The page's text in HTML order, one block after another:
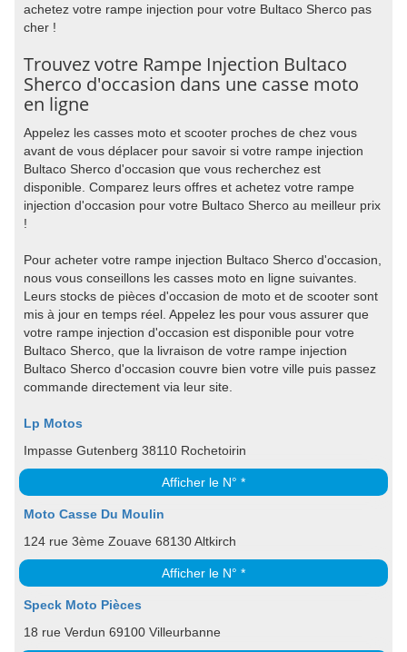
achetez votre rampe injection pour votre Bultaco Sherco pas
cher !
Trouvez votre Rampe Injection Bultaco
Sherco d'occasion dans une casse moto
en ligne
Appelez les casses moto et scooter proches de chez vous
avant de vous déplacer pour savoir si votre rampe injection
Bultaco Sherco d'occasion que vous recherchez est
disponible. Comparez leurs offres et achetez votre rampe
injection d'occasion pour votre Bultaco Sherco au meilleur prix
!
Pour acheter votre rampe injection Bultaco Sherco d'occasion,
nous vous conseillons les casses moto en ligne suivantes.
Leurs stocks de pièces d'occasion de moto et de scooter sont
mis à jour en temps réel. Appelez les pour vous assurer que
votre rampe injection d'occasion est disponible pour votre
Bultaco Sherco, que la livraison de votre rampe injection
Bultaco Sherco d'occasion couvre bien votre ville puis passez
commande directement via leur site.
Lp Motos
Impasse Gutenberg 38110 Rochetoirin
Afficher le N° *
Moto Casse Du Moulin
124 rue 3ème Zouave 68130 Altkirch
Afficher le N° *
Speck Moto Pièces
18 rue Verdun 69100 Villeurbanne